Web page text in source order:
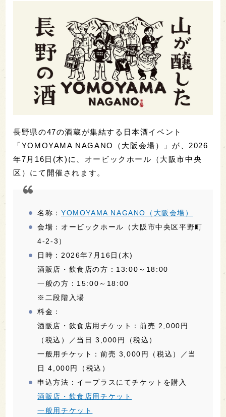
長野県の47の酒蔵が集結する日本酒イベント
「YOMOYAMA NAGANO（大阪会場）」が、2026
年7月16日(木)に、オービックホール（大阪市中央
区）にて開催されます。
名称：YOMOYAMA NAGANO（ 大阪会場）
会場：オービックホール（大阪市中央区平野町
4-2-3）
日時：2026年7月16日(木)
酒販店・飲食店の方：13:00～18:00
一般の方：15:00～18:00
※二段階入場
料金：
酒販店・飲食店用チケット：前売 2,000円
（税込）／当日 3,000円（税込）
一般用チケット：前売 3,000円（税込）／当
日 4,000円（税込）
申込方法：イープラスにてチケットを購入
酒販店・飲食店用チケット
一般用チケット